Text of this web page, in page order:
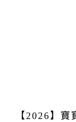
【2026】